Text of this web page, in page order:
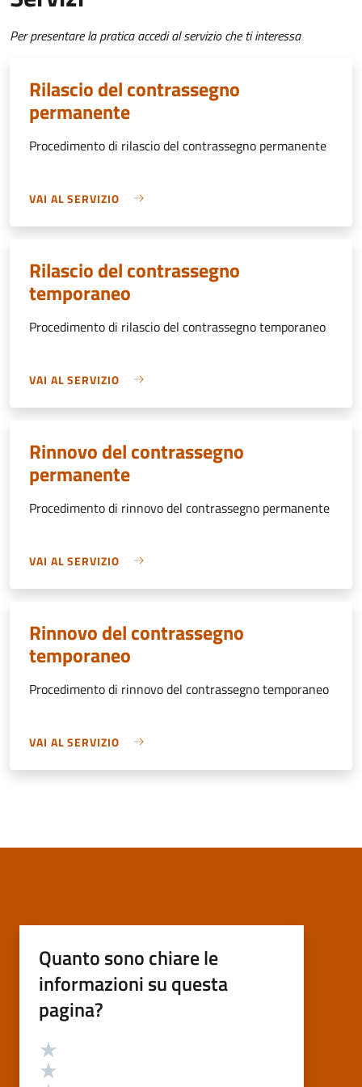
Per presentare la pratica accedi al servizio che ti interessa
Rilascio del contrassegno
permanente
Procedimento di rilascio del contrassegno permanente
VAI AL SERVIZIO
Rilascio del contrassegno
temporaneo
Procedimento di rilascio del contrassegno temporaneo
VAI AL SERVIZIO
Rinnovo del contrassegno
permanente
Procedimento di rinnovo del contrassegno permanente
VAI AL SERVIZIO
Rinnovo del contrassegno
temporaneo
Procedimento di rinnovo del contrassegno temporaneo
VAI AL SERVIZIO
Quanto sono chiare le
informazioni su questa
pagina?
Valutazione